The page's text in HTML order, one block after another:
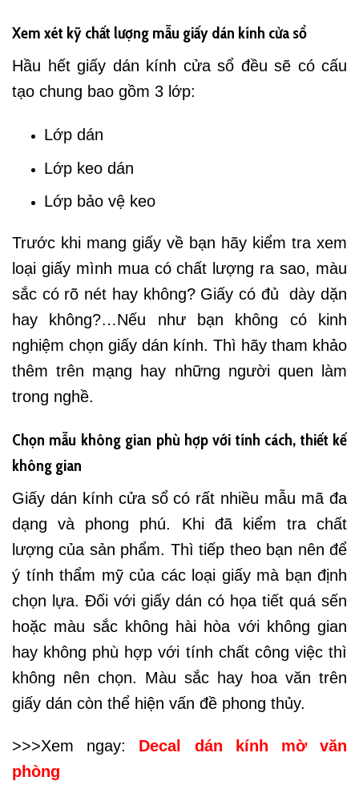
Xem xét kỹ chất lượng mẫu giấy dán kính cửa sổ
Hầu hết giấy dán kính cửa sổ đều sẽ có cấu
tạo chung bao gồm 3 lớp:
Lớp dán
Lớp keo dán
Lớp bảo vệ keo
Trước khi mang giấy về bạn hãy kiểm tra xem
loại giấy mình mua có chất lượng ra sao, màu
sắc có rõ nét hay không? Giấy có đủ dày dặn
hay không?…Nếu như bạn không có kinh
nghiệm chọn giấy dán kính. Thì hãy tham khảo
thêm trên mạng hay những người quen làm
trong nghề.
Chọn mẫu không gian phù hợp với tính cách, thiết kế
không gian
Giấy dán kính cửa sổ có rất nhiều mẫu mã đa
dạng và phong phú. Khi đã kiểm tra chất
lượng của sản phẩm. Thì tiếp theo bạn nên để
ý tính thẩm mỹ của các loại giấy mà bạn định
chọn lựa. Đối với giấy dán có họa tiết quá sến
hoặc màu sắc không hài hòa với không gian
hay không phù hợp với tính chất công việc thì
không nên chọn. Màu sắc hay hoa văn trên
giấy dán còn thể hiện vấn đề phong thủy.
>>>Xem ngay: Decal dán kính mờ văn
phòng